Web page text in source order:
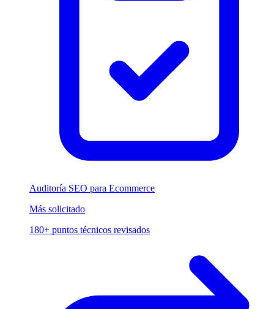
Auditoría SEO para Ecommerce
Más solicitado
180+ puntos técnicos revisados